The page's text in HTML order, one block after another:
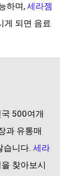
하며,세라젬
게 되면 음료
500여개
과 유통매
습니다. 세라
찾아보시